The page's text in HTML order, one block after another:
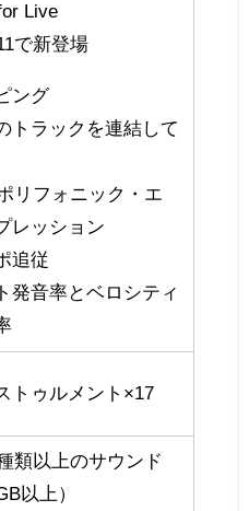
Live
で新登場
ング
トラックを連結して
リフォニック・エ
レッション
追従
発音率とベロシティ
トゥルメント×17
類以上のサウンド
以上）